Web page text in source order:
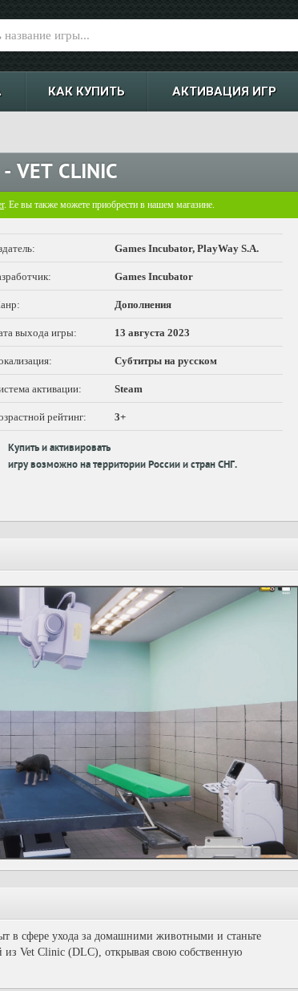
КАК КУПИТЬ АКТИВАЦИЯ ИГР
VET CLINIC
. Ее вы также можете приобрести в нашем магазине.
Games Incubator, PlayWay S.A.
Games Incubator
Дополнения
выхода игры: 13 августа 2023
Субтитры на русском
активации: Steam
рейтинг: 3+
Купить и активировать
игру возможно на территории России и стран СНГ.
в сфере ухода за домашними животными и станьте
Vet Clinic (DLC), открывая свою собственную